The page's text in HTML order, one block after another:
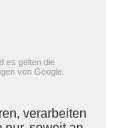
es gelten die
von Google.
verarbeiten